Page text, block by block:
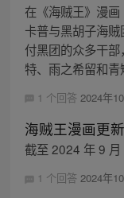
在《海贼王》漫画
卡普与黑胡子海
付黑团的众多干
特、雨之希留和
1 个回答 2024年
海贼王漫画更
截至 2024 年 9 月
1 个回答 2024年